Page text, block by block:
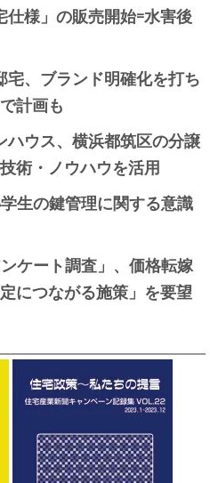
様」の販売開始=水害後
、ブランド明確化を打ち
計画も
ウス、横浜都筑区の分譲
術・ノウハウを活用
生の鍵管理に関する意識
ケート調査」、価格転嫁
につながる施策」を要望